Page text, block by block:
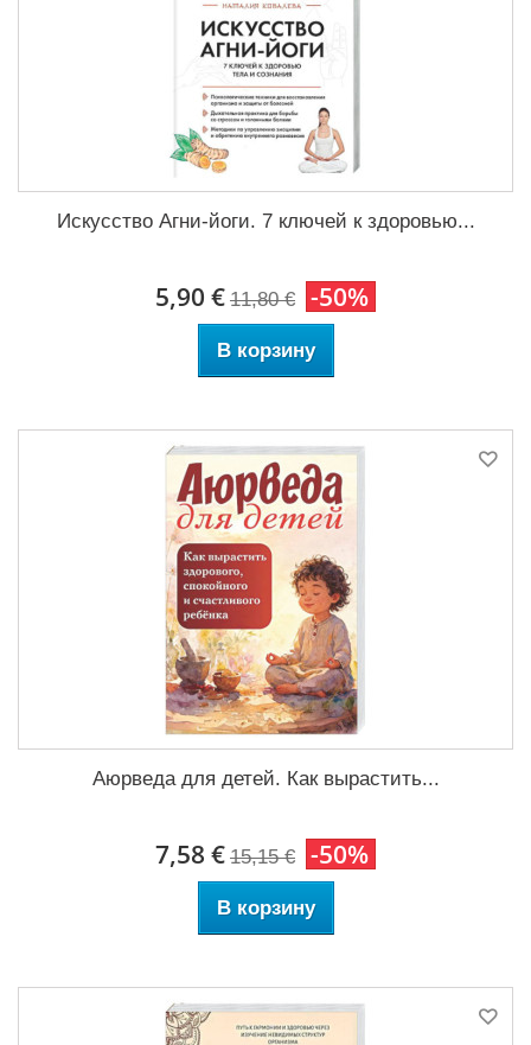
Искусство Агни-йоги. 7 ключей к здоровью...
5,90 € 11,80 € -50%
В корзину
Аюрведа для детей. Как вырастить...
7,58 € 15,15 € -50%
В корзину